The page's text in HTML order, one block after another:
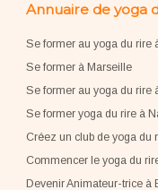
Annuaire de yoga
Se former au yoga du rire
Se former à Marseille
Se former au yoga du rire
Se former yoga du rire à
Créez un club de yoga du
Commencer le yoga du
Devenir Animateur-trice à